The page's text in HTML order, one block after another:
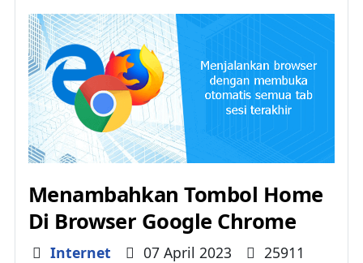
Menambahkan Tombol Home
Di Browser Google Chrome
Details
Internet 07 April 2023 25911